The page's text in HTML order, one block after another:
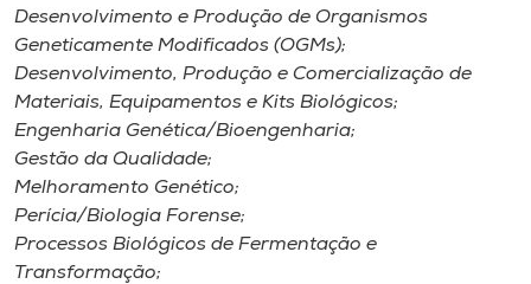
Desenvolvimento e Produção de Organismos
Geneticamente Modificados (OGMs);
Desenvolvimento, Produção e Comercialização de
Materiais, Equipamentos e Kits Biológicos;
Engenharia Genética/Bioengenharia;
Gestão da Qualidade;
Melhoramento Genético;
Perícia/Biologia Forense;
Processos Biológicos de Fermentação e
Transformação;